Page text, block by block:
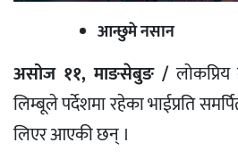
आन्छुमे नसान
असोज ११, माङसेबुङ /लोकप्रिय
लिम्बूले पर्देशमा रहेका भाईप्रति
लिएर आएकी छन् ।